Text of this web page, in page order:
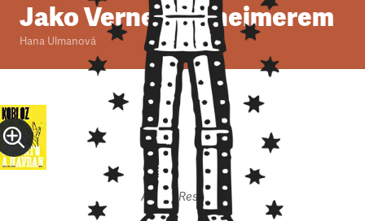
Jako Verne s alzheimerem
Hana Ulmanová
Autor: Respekt